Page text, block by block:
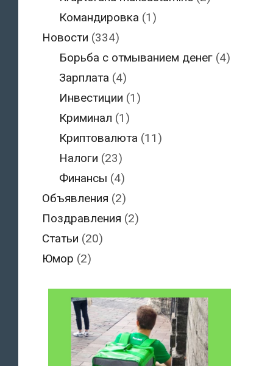
Командировка (1)
Новости (334)
Борьба с отмыванием денег (4)
Зарплата (4)
Инвестиции (1)
Криминал (1)
Криптовалюта (11)
Налоги (23)
Финансы (4)
Объявления (2)
Поздравления (2)
Статьи (20)
Юмор (2)